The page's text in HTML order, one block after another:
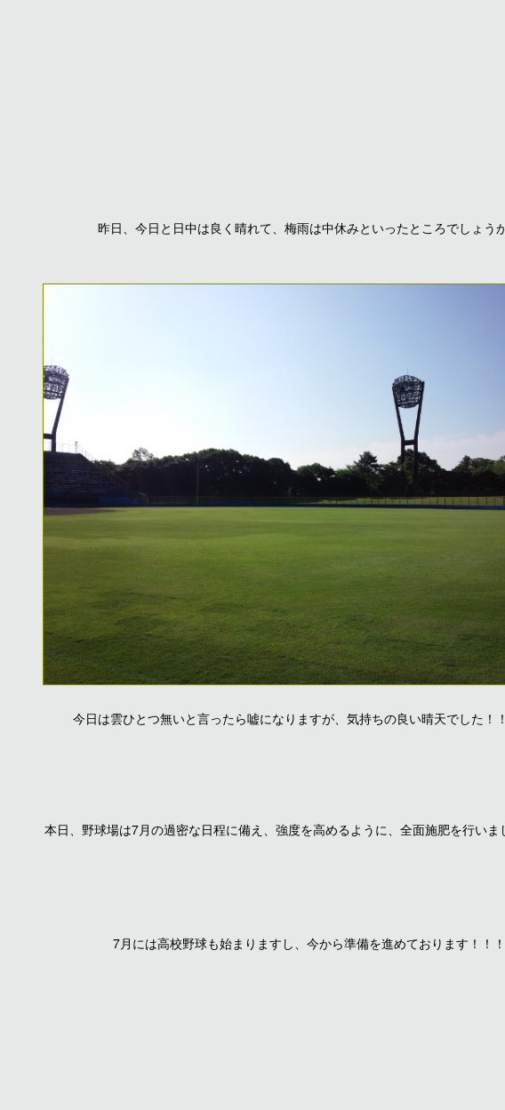
昨日、今日と日中は良く晴れて、梅雨は中休みといったところでしょうか
今日は雲ひとつ無いと言ったら嘘になりますが、気持ちの良い晴天でした！
本日、野球場は7月の過密な日程に備え、強度を高めるように、全面施肥を行いま
7月には高校野球も始まりますし、今から準備を進めております！！！